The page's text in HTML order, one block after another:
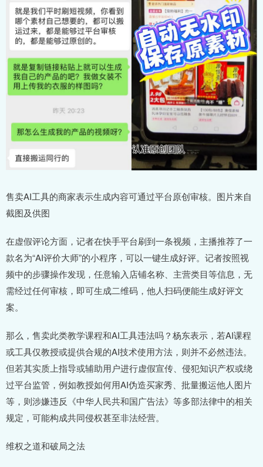
售卖AI工具的商家表示生成内容可通过平台原创审核。图片来自
截图及供图
在虚假评论方面，记者在快手平台刷到一条视频，主播推荐了一
款名为“AI评价大师”的小程序，可以一键生成好评。记者按照视
频中的步骤操作发现，任意输入店铺名称、主营类目等信息，无
需经过任何审核，即可生成二维码，他人扫码便能生成好评文
案。
那么，售卖此类教学课程和AI工具违法吗？杨东表示，若AI课程
或工具仅教授或提供合规的AI技术使用方法，则并不必然违法。
但若其实质上指导或辅助用户进行虚假宣传、侵犯知识产权或绕
过平台监管，例如教授如何用AI伪造买家秀、批量搬运他人图片
等，则涉嫌违反《中华人民共和国广告法》等多部法律中的相关
规定，可能构成共同侵权甚至非法经营。
维权之道和破局之法